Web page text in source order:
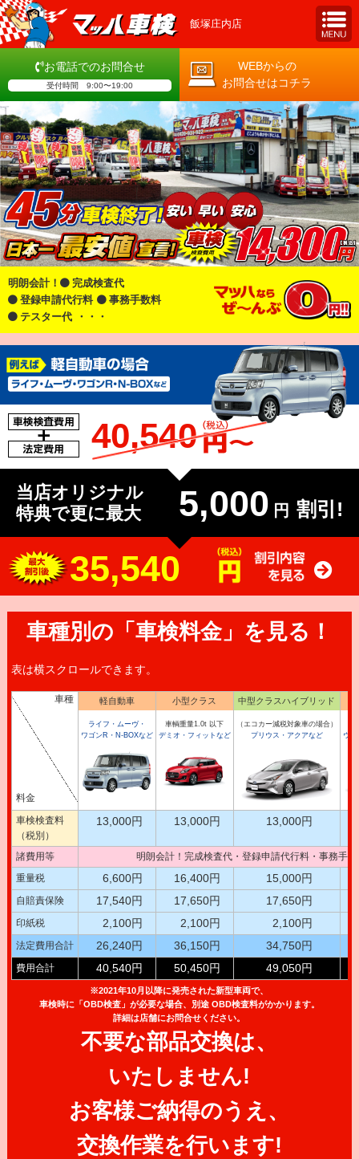
飯塚庄内店
お電話でのお問合せ
受付時間 9:00〜19:00
WEBからの
お問合せはコチラ
明朗会計！
完成検査代
登録申請代行料
事務手数料
テスター代
・・・
40,540
当店オリジナル
特典で更に最大
5,000 円 割引!
35,540
車種別の「車検料金」を見る！
表は横スクロールできます。
車種
料金
軽自動車
ライフ・ムーヴ・
ワゴンR・N-BOXなど
小型クラス
車輌重量1.0t 以下
デミオ・フィットなど
中型クラスハイブリッド
（エコカー減税対象車の場合）
プリウス・アクアなど
ウ
車検検査料
（税別）
13,000円 13,000円 13,000円
諸費用等
明朗会計！完成検査代・登録申請代行料・事務手
重量税
6,600円 16,400円 15,000円
自賠責保険 17,540円 17,650円 17,650円
印紙税 2,100円 2,100円 2,100円
法定費用合計 26,240円 36,150円 34,750円
費用合計 40,540円 50,450円 49,050円
※2021年10月以降に発売された新型車両で、
車検時に「OBD検査」が必要な場合、別途 OBD検査料がかかります。
詳細は店舗にお問合せください。
不要な部品交換は、
いたしません!
お客様ご納得のうえ、
交換作業を行います!